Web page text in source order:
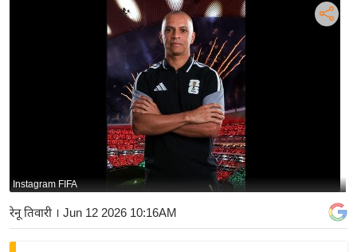
बि
ज़
ने
Instagram FIFA
रेनू तिवारी । Jun 12 2026 10:16AM